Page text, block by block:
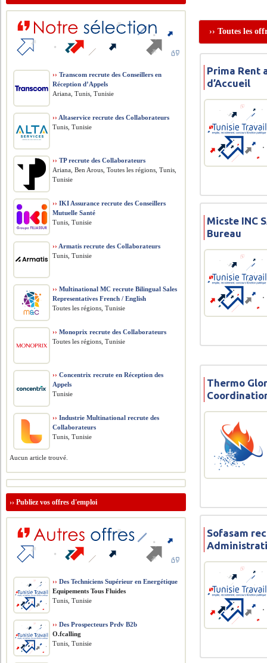
›› Toutes les
Prima Rent
d’Accueil
Micste INC
Bureau
Thermo
Sofasam
›› Transcom recrute des Conseillers en
Réception d’Appels
Ariana, Tunis, Tunisie
›› Altaservice recrute des Collaborateurs
Tunis, Tunisie
›› TP recrute des Collaborateurs
Ariana, Ben Arous, Toutes les régions, Tunis,
Tunisie
›› IKI Assurance recrute des Conseillers
Mutuelle Santé
Tunis, Tunisie
›› Armatis recrute des Collaborateurs
Tunis, Tunisie
›› Multinational MC recrute Bilingual Sales
Representatives French / English
Toutes les régions, Tunisie
›› Monoprix recrute des Collaborateurs
Toutes les régions, Tunisie
›› Concentrix recrute en Réception des
Appels
Tunisie
›› Industrie Multinational recrute des
Collaborateurs
Tunis, Tunisie
Aucun article trouvé.
››Publiez vos offres d'emploi
›› Des Techniciens Supérieur en Energétique
Equipements Tous Fluides
Tunis, Tunisie
›› Des Prospecteurs Prdv B2b
O.fcalling
Tunis, Tunisie